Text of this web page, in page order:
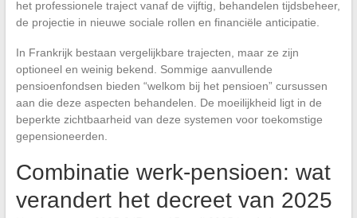
het professionele traject vanaf de vijftig, behandelen tijdsbeheer,
de projectie in nieuwe sociale rollen en financiële anticipatie.
In Frankrijk bestaan vergelijkbare trajecten, maar ze zijn
optioneel en weinig bekend. Sommige aanvullende
pensioenfondsen bieden “welkom bij het pensioen” cursussen
aan die deze aspecten behandelen. De moeilijkheid ligt in de
beperkte zichtbaarheid van deze systemen voor toekomstige
gepensioneerden.
Combinatie werk-pensioen: wat
verandert het decreet van 2025